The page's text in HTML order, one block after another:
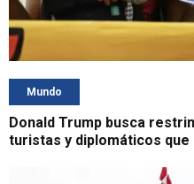
Mundo
Donald Trump busca
turistas y diplomáticos que